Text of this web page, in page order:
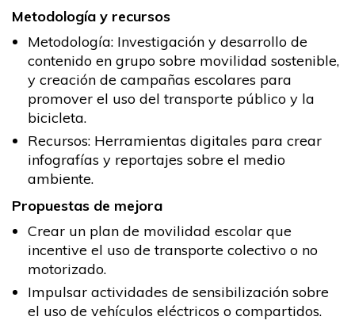
Metodología y recursos
Metodología: Investigación y desarrollo de
contenido en grupo sobre movilidad sostenible,
y creación de campañas escolares para
promover el uso del transporte público y la
bicicleta.
Recursos: Herramientas digitales para crear
infografías y reportajes sobre el medio
ambiente.
Propuestas de mejora
Crear un plan de movilidad escolar que
incentive el uso de transporte colectivo o no
motorizado.
Impulsar actividades de sensibilización sobre
el uso de vehículos eléctricos o compartidos.